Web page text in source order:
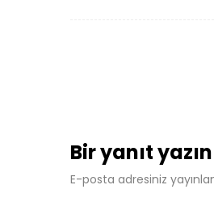
Bir yanıt yazın
E-posta adresiniz